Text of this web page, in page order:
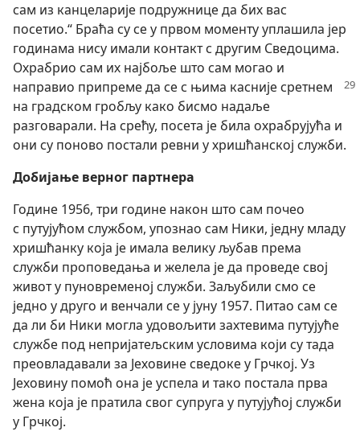
сам из канцеларије подружнице да бих вас
посетио.“ Браћа су се у првом моменту уплашила јер
годинама нису имали контакт с другим Сведоцима.
Охрабрио сам их најбоље што сам могао и
направио припреме да се с њима касније сретнем
на градском гробљу како бисмо надаље
разговарали. На срећу, посета је била охрабрујућа и
они су поново постали ревни у хришћанској служби.
Добијање верног партнера
Године 1956, три године након што сам почео
с путујућом службом, упознао сам Ники, једну младу
хришћанку која је имала велику љубав према
служби проповедања и желела је да проведе свој
живот у пуновременој служби. Заљубили смо се
једно у друго и венчали се у јуну 1957. Питао сам се
да ли би Ники могла удовољити захтевима путујуће
службе под непријатељским условима који су тада
преовладавали за Јеховине сведоке у Грчкој. Уз
Јеховину помоћ она је успела и тако постала прва
жена која је пратила свог супруга у путујућој служби
у Грчкој.